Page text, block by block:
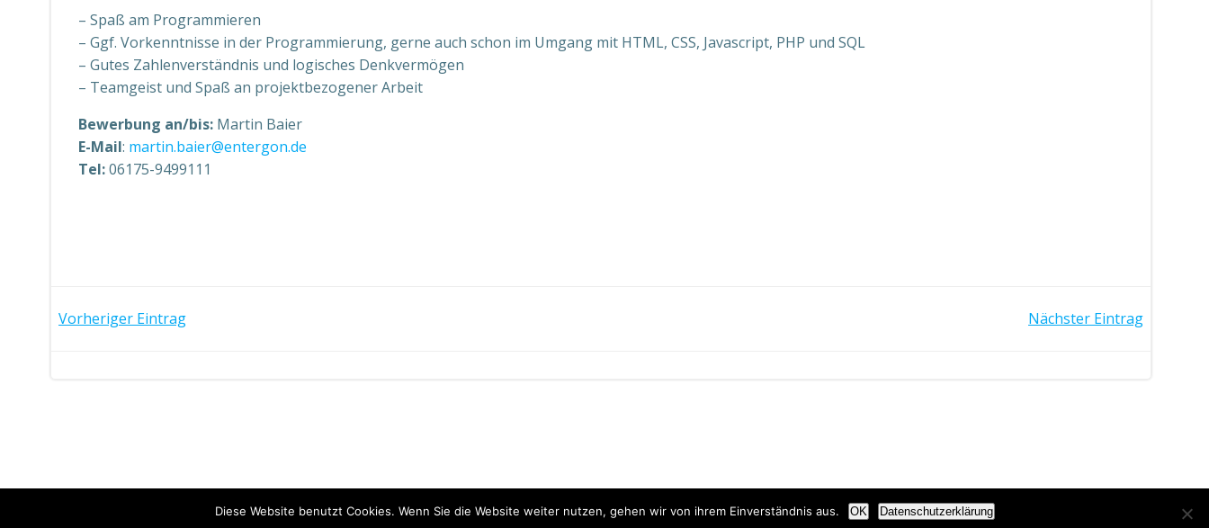
– Spaß am Programmieren
– Ggf. Vorkenntnisse in der Programmierung, gerne auch schon im Umgang mit HTML, CSS, Javascript, PHP und SQL
– Gutes Zahlenverständnis und logisches Denkvermögen
– Teamgeist und Spaß an projektbezogener Arbeit
Bewerbung an/bis: Martin Baier
E-Mail: martin.baier@entergon.de
Tel:06175-9499111
Post
Vorheriger Eintrag Nächster Eintrag
Diese Website benutzt Cookies. Wenn Sie die Website weiter nutzen, gehen wir von ihrem Einverständnis aus. OK Datenschutzerklärung